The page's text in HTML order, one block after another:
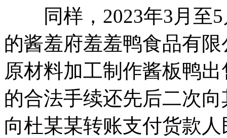
同样，2023年3月至5
的酱羞府羞羞鸭食品有
原材料加工制作酱板鸭
的合法手续还先后二次
向杜某某转账支付货款